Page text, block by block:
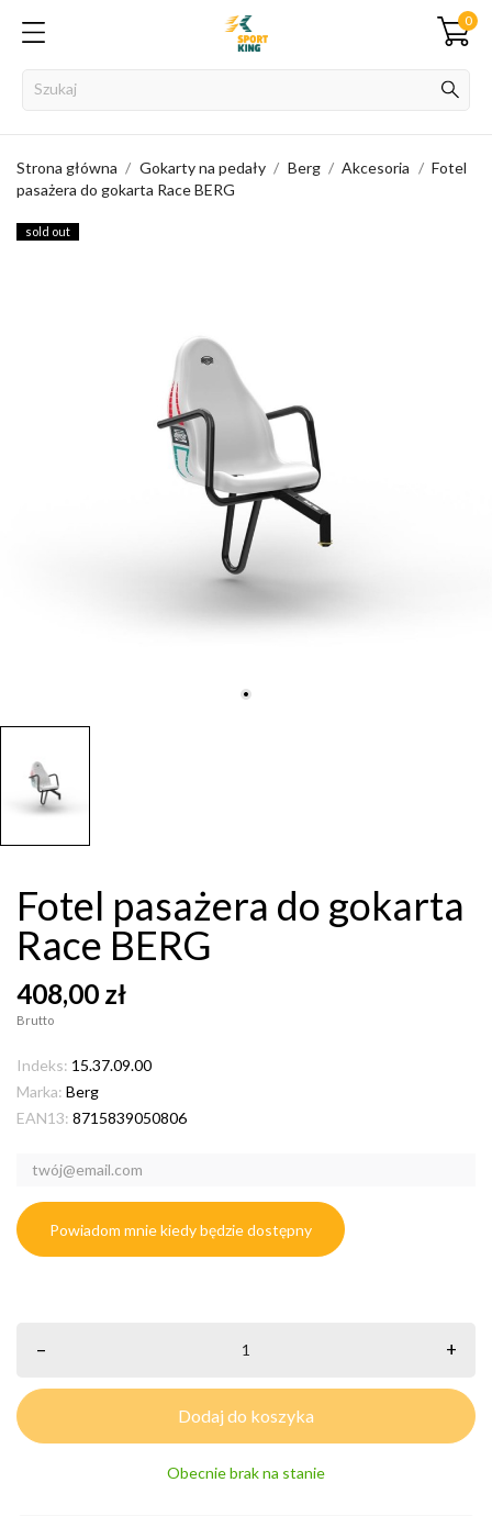
0
Strona główna Gokarty na pedały Berg Akcesoria
Fotel
pasażera do gokarta Race BERG
sold out
Fotel pasażera do gokarta
Race BERG
408,00 zł
Brutto
Indeks: 15.37.09.00
Marka: Berg
EAN13: 8715839050806
Powiadom mnie kiedy będzie dostępny
– +
Dodaj do koszyka
Obecnie brak na stanie